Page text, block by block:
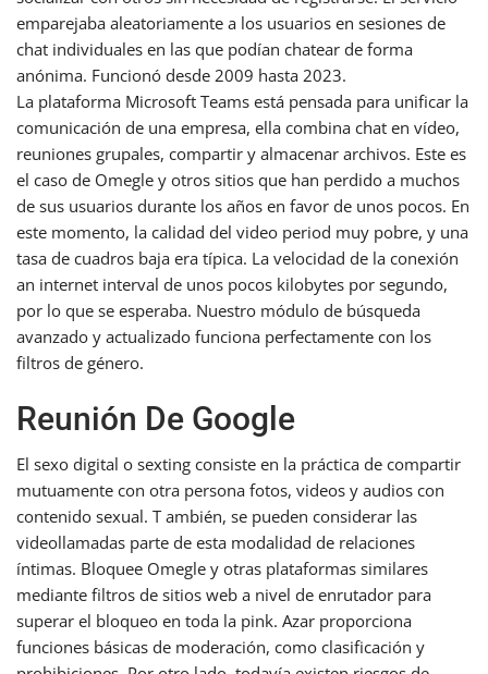
emparejaba aleatoriamente a los usuarios en sesiones de
chat individuales en las que podían chatear de forma
anónima. Funcionó desde 2009 hasta 2023.
La plataforma Microsoft Teams está pensada para unificar la
comunicación de una empresa, ella combina chat en vídeo,
reuniones grupales, compartir y almacenar archivos. Este es
el caso de Omegle y otros sitios que han perdido a muchos
de sus usuarios durante los años en favor de unos pocos. En
este momento, la calidad del video period muy pobre, y una
tasa de cuadros baja era típica. La velocidad de la conexión
an internet interval de unos pocos kilobytes por segundo,
por lo que se esperaba. Nuestro módulo de búsqueda
avanzado y actualizado funciona perfectamente con los
filtros de género.
Reunión De Google
El sexo digital o sexting consiste en la práctica de compartir
mutuamente con otra persona fotos, videos y audios con
contenido sexual. T ambién, se pueden considerar las
videollamadas parte de esta modalidad de relaciones
íntimas. Bloquee Omegle y otras plataformas similares
mediante filtros de sitios web a nivel de enrutador para
superar el bloqueo en toda la pink. Azar proporciona
funciones básicas de moderación, como clasificación y